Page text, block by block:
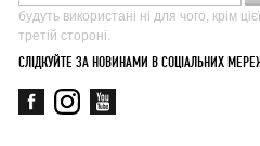
будуть використані ні для чого, крім
третій стороні.
СЛІДКУЙТЕ ЗА НОВИНАМИ В СОЦІАЛЬНИХ